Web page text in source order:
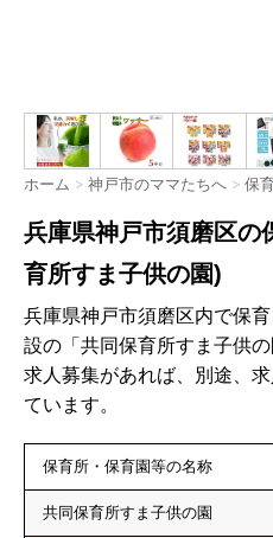
ホーム > 神戸市のママたちへ > 保
兵庫県神戸市須磨区の
育所すま子供の園)
兵庫県神戸市須磨区内で保
設の「共同保育所すま子供
求人募集があれば、別途、
ています。
保育所・保育園等の名称
共同保育所すま子供の園